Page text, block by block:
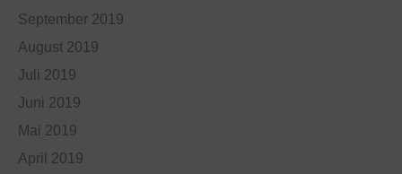
September 2019
August 2019
Juli 2019
Juni 2019
Mai 2019
April 2019